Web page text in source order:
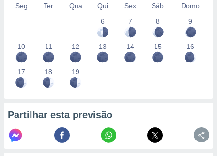
Seg Ter Qua Qui Sex Sáb
Domo
6
7 8 9
10 11 12 13 14 15 16
17 18 19
Partilhar esta previsão